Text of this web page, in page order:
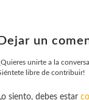
Dejar un
unirte a la
libre de contribuir!
Lo siento, debes estar